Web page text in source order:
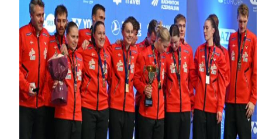
Athletes Unlimited Softball League 2026 - Las Utah
Mundial de piragüismo slalom 2026 (Oklahoma City,
Tour de Francia masculino 2026 - Tadej Pogacar
Mundial de Fórmula 1 2026 - Lando Norris consigue
Campeonato de Europa de high diving 2026 (París,